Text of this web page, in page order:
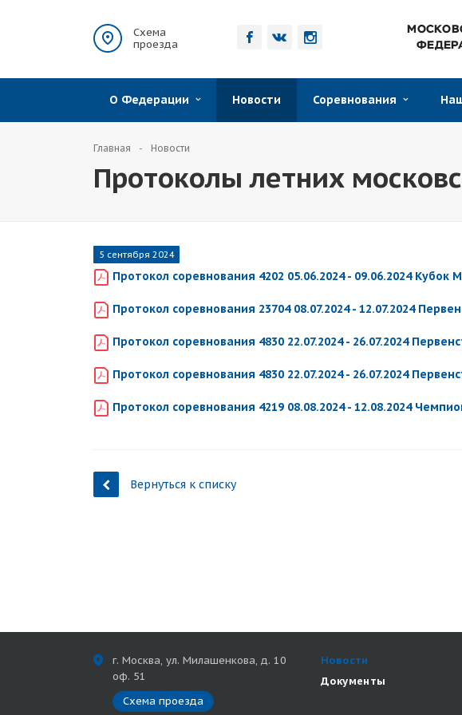
Схема
проезда
О Федерации Новости Соревнования
Главная Новости
Протоколы летних
5 сентября 2024
Протокол соревнования 4202 05.06.2024 - 09.06.2024 Кубок
Протокол соревнования 23704 08.07.2024 - 12.07.2024
Протокол соревнования 4830 22.07.2024 - 26.07.2024
Протокол соревнования 4830 22.07.2024 - 26.07.2024
Протокол соревнования 4219 08.08.2024 - 12.08.2024
Вернуться к списку
г. Москва, ул. Милашенкова, д. 10
оф. 51
Схема проезда
Новости
Документы